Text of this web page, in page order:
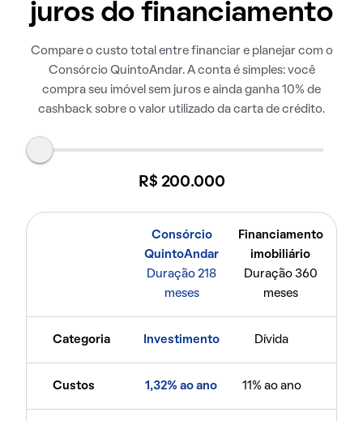
juros do financiamento
Compare o custo total entre financiar e planejar com o
Consórcio QuintoAndar. A conta é simples: você
compra seu imóvel sem juros e ainda ganha 10% de
cashback sobre o valor utilizado da carta de crédito.
R$ 200.000
Consórcio
QuintoAndar
Duração 218
meses
Financiamento
imobiliário
Duração 360
meses
Categoria Investimento Dívida
Custos 1,32% ao ano 11% ao ano